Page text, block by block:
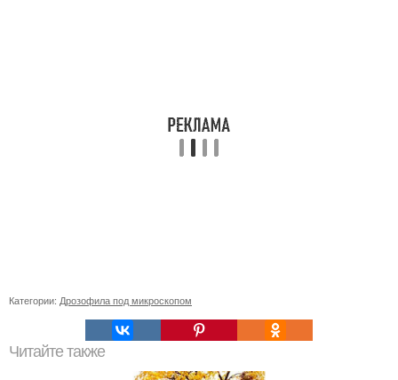
Категории: Дрозофила под микроскопом
Читайте также